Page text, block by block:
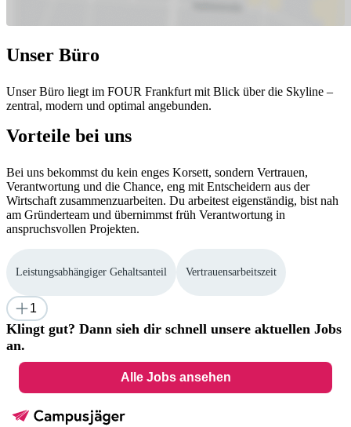
Unser Büro
Unser Büro liegt im FOUR Frankfurt mit Blick über die Skyline –
zentral, modern und optimal angebunden.
Vorteile bei uns
Bei uns bekommst du kein enges Korsett, sondern Vertrauen,
Verantwortung und die Chance, eng mit Entscheidern aus der
Wirtschaft zusammenzuarbeiten. Du arbeitest eigenständig, bist nah
am Gründerteam und übernimmst früh Verantwortung in
anspruchsvollen Projekten.
Leistungsabhängiger Gehaltsanteil Vertrauensarbeitszeit
1
Klingt gut? Dann sieh dir schnell unsere aktuellen Jobs
an.
Alle Jobs ansehen